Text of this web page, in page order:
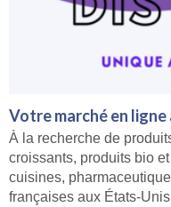
Votre marché en
À la recherche de
croissants, produits bio
cuisines,
françaises aux États-